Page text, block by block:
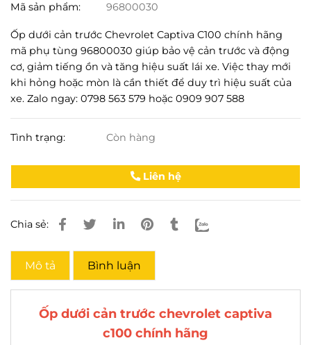
Mã sản phẩm: 96800030
Ốp dưới cản trước Chevrolet Captiva C100 chính hãng
mã phụ tùng 96800030 giúp bảo vệ cản trước và động
cơ, giảm tiếng ồn và tăng hiệu suất lái xe. Việc thay mới
khi hỏng hoặc mòn là cần thiết để duy trì hiệu suất của
xe. Zalo ngay: 0798 563 579 hoặc 0909 907 588
Tình trạng: Còn hàng
Liên hệ
Chia sẻ:
Mô tả Bình luận
Ốp dưới cản trước chevrolet captiva
c100 chính hãng